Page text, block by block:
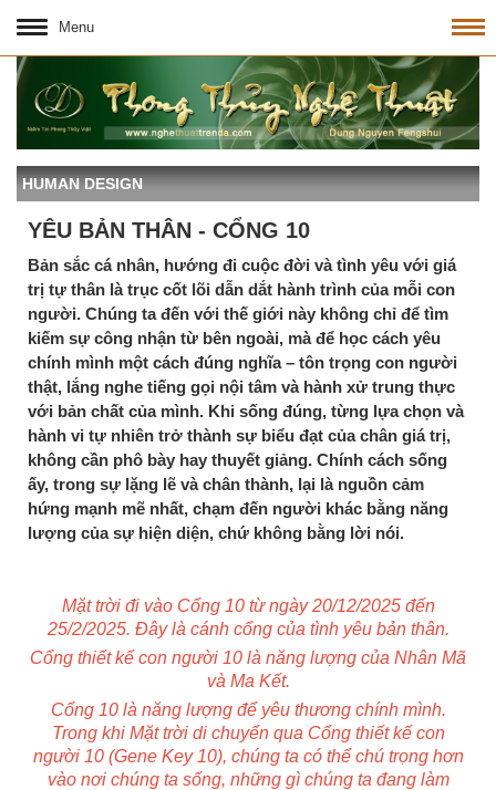
Menu
HUMAN DESIGN
YÊU BẢN THÂN - CỔNG 10
Bản sắc cá nhân, hướng đi cuộc đời và tình yêu với giá
trị tự thân là trục cốt lõi dẫn dắt hành trình của mỗi con
người. Chúng ta đến với thế giới này không chỉ để tìm
kiếm sự công nhận từ bên ngoài, mà để học cách yêu
chính mình một cách đúng nghĩa – tôn trọng con người
thật, lắng nghe tiếng gọi nội tâm và hành xử trung thực
với bản chất của mình. Khi sống đúng, từng lựa chọn và
hành vi tự nhiên trở thành sự biểu đạt của chân giá trị,
không cần phô bày hay thuyết giảng. Chính cách sống
ấy, trong sự lặng lẽ và chân thành, lại là nguồn cảm
hứng mạnh mẽ nhất, chạm đến người khác bằng năng
lượng của sự hiện diện, chứ không bằng lời nói.
Mặt trời đi vào Cổng 10 từ ngày 20/12/2025 đến
25/2/2025. Đây là cánh cổng của tình yêu bản thân.
Cổng thiết kế con người 10 là năng lượng của Nhân Mã
và Ma Kết.
Cổng 10 là năng lượng để yêu thương chính mình.
Trong khi Mặt trời di chuyển qua Cổng thiết kế con
người 10 (Gene Key 10), chúng ta có thể chú trọng hơn
vào nơi chúng ta sống, những gì chúng ta đang làm